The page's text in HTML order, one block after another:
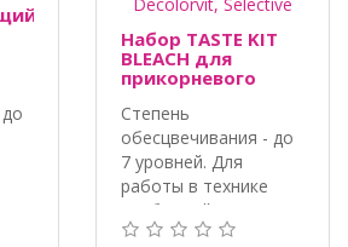
Набор TASTE KIT
BLEACH для
прикорневого
обесцвечивания
волос, Decolorvit,
Selective
Степень
обесцвечивания - до
7 уровней. Для
работы в технике
свободной руки и
при..